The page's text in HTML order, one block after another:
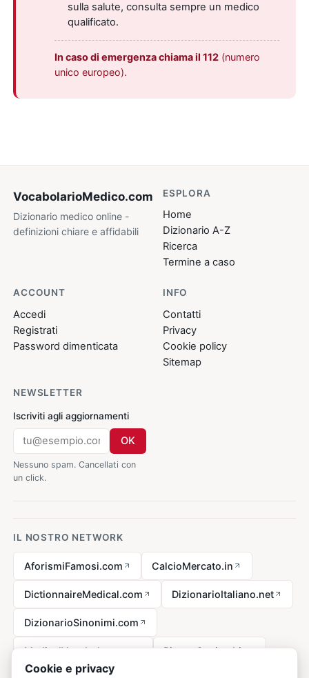
sulla salute, consulta sempre un medico
qualificato.
In caso di emergenza chiama il 112 (numero
unico europeo).
VocabolarioMedico.com
Dizionario medico online -
definizioni chiare e affidabili
ESPLORA
Home
Dizionario A-Z
Ricerca
Termine a caso
ACCOUNT
Accedi
Registrati
Password dimenticata
INFO
Contatti
Privacy
Cookie policy
Sitemap
NEWSLETTER
Iscriviti agli aggiornamenti
OK
Nessuno spam. Cancellati con
un click.
IL NOSTRO NETWORK
AforismiFamosi.com CalcioMercato.in
DictionnaireMedical.com DizionarioItaliano.net
DizionarioSinonimi.com
MedicalVocabulary.org RicetteCucina.biz
Cookie e privacy